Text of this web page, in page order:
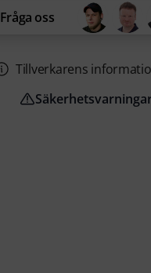
Fråga oss
Tillverkarens